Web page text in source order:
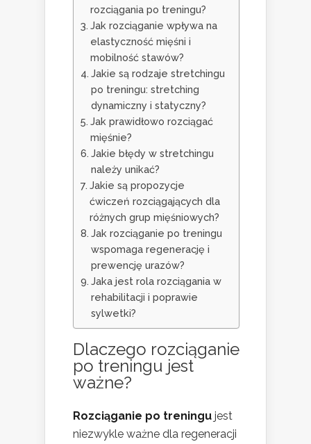
rozciągania po treningu?
Jak rozciąganie wpływa na
elastyczność mięśni i
mobilność stawów?
Jakie są rodzaje stretchingu
po treningu: stretching
dynamiczny i statyczny?
Jak prawidłowo rozciągać
mięśnie?
Jakie błędy w stretchingu
należy unikać?
Jakie są propozycje
ćwiczeń rozciągających dla
różnych grup mięśniowych?
Jak rozciąganie po treningu
wspomaga regenerację i
prewencję urazów?
Jaka jest rola rozciągania w
rehabilitacji i poprawie
sylwetki?
Dlaczego rozciąganie
po treningu jest
ważne?
Rozciąganie po treningu jest
niezwykle ważne dla regeneracji